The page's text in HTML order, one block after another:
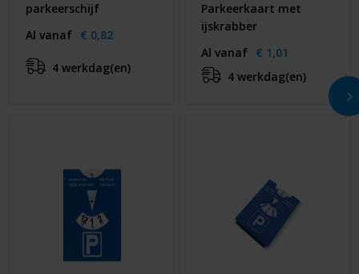
parkeerschijf
Al vanaf € 0,82
4 werkdag(en)
Parkeerkaart met
ijskrabber
Al vanaf € 1,01
4 werkdag(en)